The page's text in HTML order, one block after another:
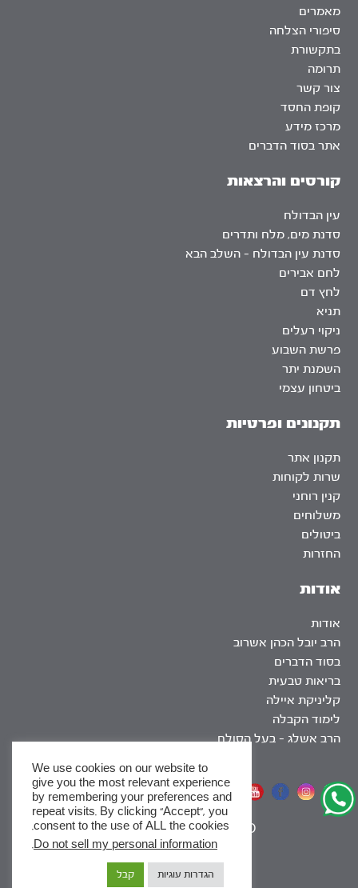
אודות
אודות
הרב יובל הכהן אשרוב
בסוד הדברים
בריאות טבעית
קליניקת איילה
לימוד הקבלה
הרב אשלג – בעל הסולם
מאמרים
סיפורי הצלחה
בתקשורת
תרומה
צור קשר
קופת החסד
מרכז מידע
אתר בסוד הדברים
קורסים והרצאות
עין הבדולח
סדנת מים, מלח ותדרים
סדנת עין הבדולח – השלב הבא
לחם אבירים
לחץ דם
תניא
ניקוי רעלים
פרשת השבוע
השמנת יתר
ביטחון עצמי
תקנונים ופרטיות
תקנון אתר
שרות לקוחות
קנין רוחני
משלוחים
ביטולים
החזרות
אתר שומר שבת
SEO
|
We use cookies on our website to
give you the most relevant experience
by remembering your preferences and
repeat visits. By clicking “Accept”, you
consent to the use of ALL the cookies.
Do not sell my personal information
.
הגדרות עוגיות קבל
x